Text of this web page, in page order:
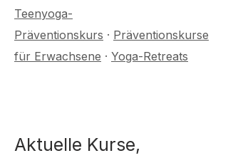
Teenyoga-
Präventionskurs · Präventionskurse
für Erwachsene · Yoga-Retreats
Aktuelle Kurse,